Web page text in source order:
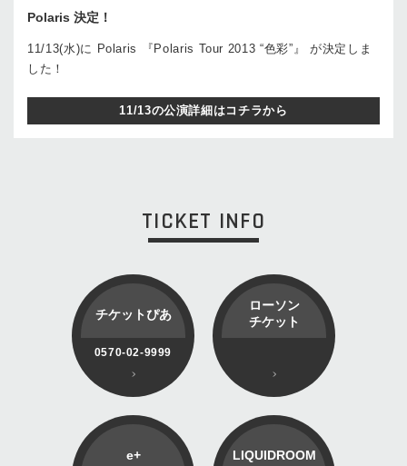
Polaris 決定！
11/13(水)に Polaris 『Polaris Tour 2013 “色彩”』 が決定しま
した！
11/13の公演詳細はコチラから
TICKET INFO
チケットぴあ
0570-02-9999
ローソン
チケット
e+ LIQUIDROOM